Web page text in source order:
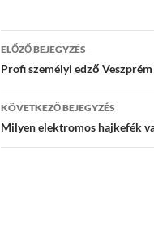
Bejegyzés
navigáció
ELŐZŐ BEJEGYZÉS
Profi személyi edző
KÖVETKEZŐ BEJEGYZÉS
Milyen elektromos hajkefék